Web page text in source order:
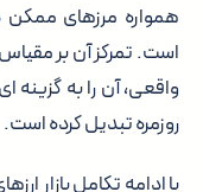
همواره مرزهای ممکن
است. تمرکز آن بر
واقعی، آن را به گزینه
روزمره تبدیل کرده است.
با ادامه تکامل بازار